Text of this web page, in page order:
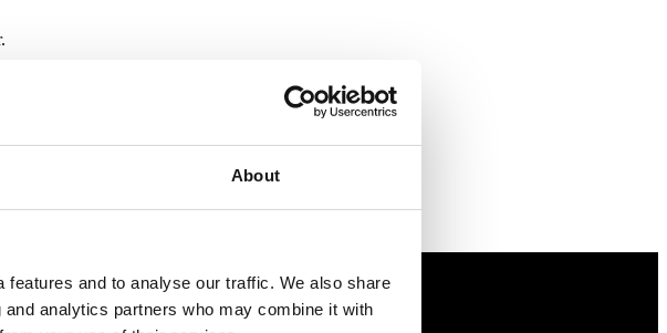
About
and to analyse our traffic. We also share
analytics partners who may combine it with